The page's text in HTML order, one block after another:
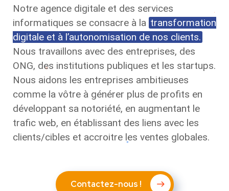
Notre agence digitale et des services
informatiques se consacre à la transformation
digitale et à l’autonomisation de nos clients.
Nous travaillons avec des entreprises, des
ONG, des institutions publiques et les startups.
Nous aidons les entreprises ambitieuses
comme la vôtre à générer plus de profits en
développant sa notoriété, en augmentant le
trafic web, en établissant des liens avec les
clients/cibles et accroitre les ventes globales.
Contactez-nous !